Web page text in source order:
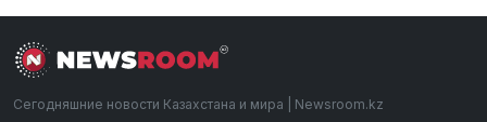
Сегодняшние новости Казахстана и мира | Newsroom.kz